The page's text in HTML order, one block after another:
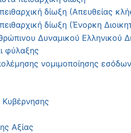
δίωξη (Απευθείας
δίωξη (Ένορκη
Δυναμικού Ελληνικού
φύλαξης
νομιμοποίησης
Αξίας